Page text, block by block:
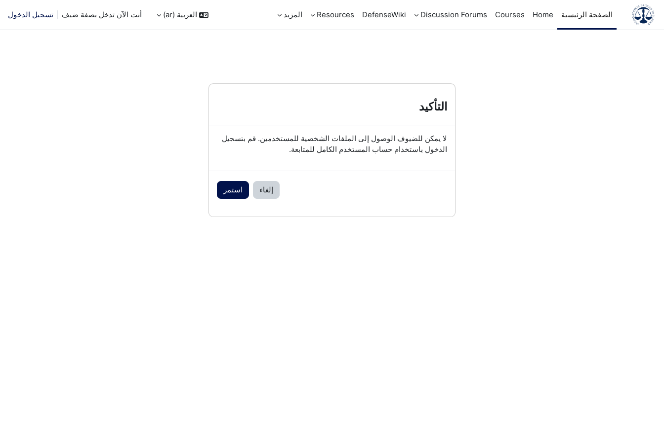
تخطى إلى المحتوى الرئيسي
الصفحة الرئيسية
Home
Courses
Discussion Forums
DefenseWiki
Resources المزيد العربية ‎(ar)‎ أنت الآن تدخل بصفة ضيف تسجيل الدخول
التأكيد
لا يمكن للضيوف الوصول إلى الملفات الشخصية للمستخدمين. قم بتسجيل
الدخول باستخدام حساب المستخدم الكامل للمتابعة.
إلغاء استمر